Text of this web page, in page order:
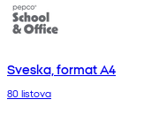
Sveska, format A4
80 listova